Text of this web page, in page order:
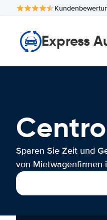
Express
Centro
Sparen Sie Zeit und
von Mietwagenfirmen